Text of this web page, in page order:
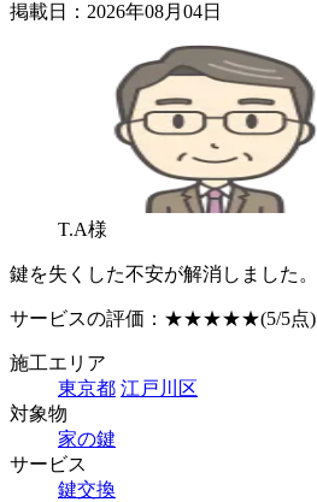
掲載日：2026年08月04日
T.A様
鍵を失くした不安が解消しました。
サービスの評価： ★★★★★(5/5点)
施工エリア
東京都 江戸川区
対象物
家の鍵
サービス
鍵交換